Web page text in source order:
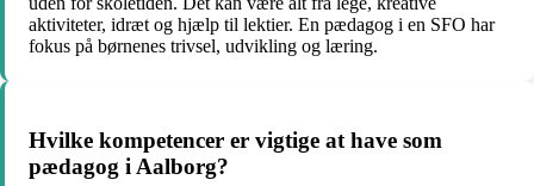
aktiviteter, idræt og hjælp til lektier. En pædagog i en SFO har
fokus på børnenes trivsel, udvikling og læring.
Hvilke kompetencer er vigtige at have som
pædagog i Aalborg?